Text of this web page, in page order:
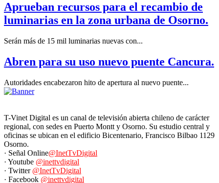
Aprueban recursos para el recambio de
luminarias en la zona urbana de Osorno.
Serán más de 15 mil luminarias nuevas con...
Abren para su uso nuevo puente Cancura.
Autoridades encabezaron hito de apertura al nuevo puente...
T-Vinet Digital es un canal de televisión abierta chileno de carácter
regional, con sedes en Puerto Montt y Osorno. Su estudio central y
oficinas se ubican en el edificio Bicentenario, Francisco Bilbao 1129
Osorno.
· Señal Online@InetTvDigital
· Youtube @inettvdigital
· Twitter @InetTvDigital
· Facebook @inettvdigital